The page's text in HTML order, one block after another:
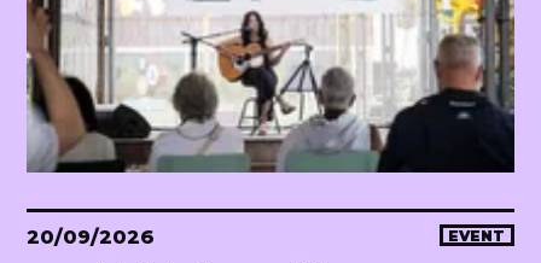
20/09/2026 EVENT